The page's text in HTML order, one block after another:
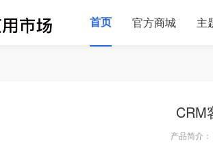
首页 官方商城 主
CRM
产品简介